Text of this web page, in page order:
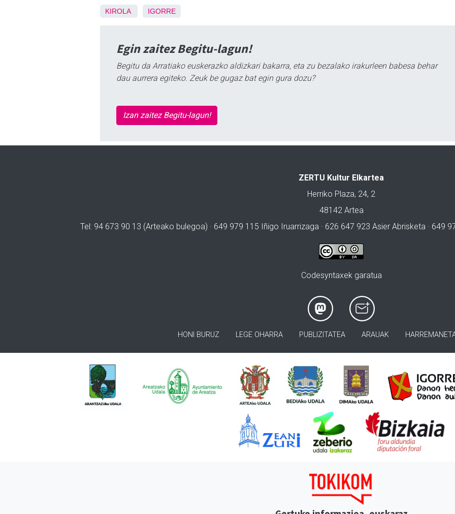
KIROLA IGORRE
Egin zaitez Begitu-lagun!
Begitu da Arratiako euskerazko aldizkari bakarra, eta zu bezalako irakurleen babesa behar
dau aurrera egiteko. Zeuk be gugaz bat egin gura dozu?
Izan zaitez Begitu-lagun!
ZERTU Kultur Elkartea
Herriko Plaza, 24, 2
48142 Artea
Tel: 94 673 90 13 (Arteako bulegoa) · 649 979 115 Iñigo Iruarrizaga · 626 647 923 Asier Abrisketa · 649
Codesyntaxek garatua
HONI BURUZ LEGE OHARRA PUBLIZITATEA ARAUAK